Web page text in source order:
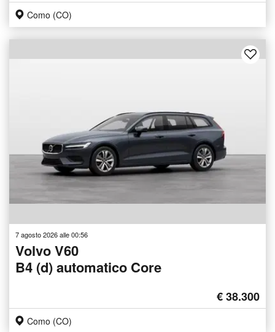
Como (CO)
7 agosto 2026 alle 00:56
Volvo V60
B4 (d) automatico Core
€ 38.300
Como (CO)